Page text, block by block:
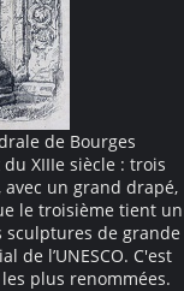
de Bourges
XIIIe siècle : trois
un grand drapé,
le troisième tient un
sculptures de grande
l’UNESCO. C'est
plus renommées.